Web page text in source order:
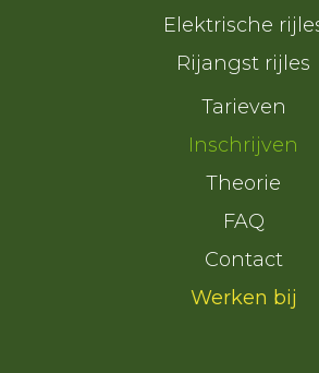
Elektrische
Rijangst rijles
Tarieven
Inschrijven
Theorie
FAQ
Contact
Werken bij